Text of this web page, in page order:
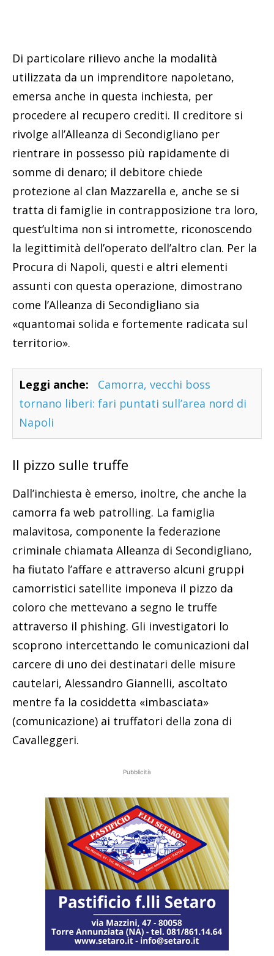
Di particolare rilievo anche la modalità
utilizzata da un imprenditore napoletano,
emersa anche in questa inchiesta, per
procedere al recupero crediti. Il creditore si
rivolge all’Alleanza di Secondigliano per
rientrare in possesso più rapidamente di
somme di denaro; il debitore chiede
protezione al clan Mazzarella e, anche se si
tratta di famiglie in contrapposizione tra loro,
quest’ultima non si intromette, riconoscendo
la legittimità dell’operato dell’altro clan. Per la
Procura di Napoli, questi e altri elementi
assunti con questa operazione, dimostrano
come l’Alleanza di Secondigliano sia
«quantomai solida e fortemente radicata sul
territorio».
Leggi anche:
Camorra, vecchi boss
tornano liberi: fari puntati sull’area nord di
Napoli
Il pizzo sulle truffe
Dall’inchiesta è emerso, inoltre, che anche la
camorra fa web patrolling. La famiglia
malavitosa, componente la federazione
criminale chiamata Alleanza di Secondigliano,
ha fiutato l’affare e attraverso alcuni gruppi
camorristici satellite imponeva il pizzo da
coloro che mettevano a segno le truffe
attraverso il phishing. Gli investigatori lo
scoprono intercettando le comunicazioni dal
carcere di uno dei destinatari delle misure
cautelari, Alessandro Giannelli, ascoltato
mentre fa la cosiddetta «imbasciata»
(comunicazione) ai truffatori della zona di
Cavalleggeri.
Pubblicità